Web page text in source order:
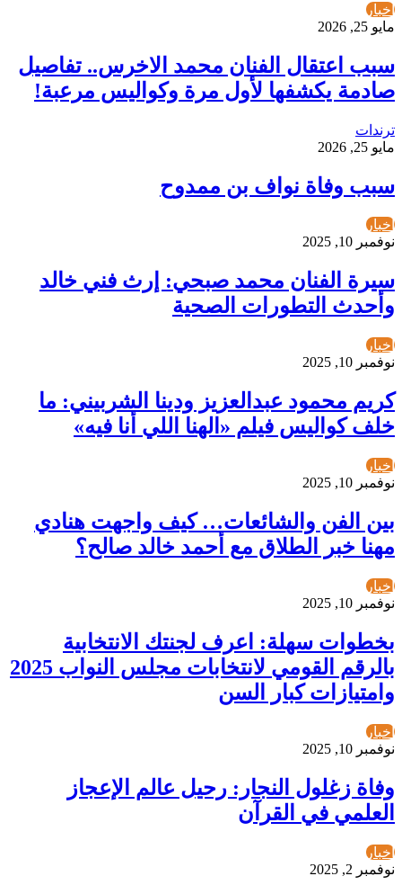
أخبار
مايو 25, 2026
سبب اعتقال الفنان محمد الاخرس.. تفاصيل
صادمة يكشفها لأول مرة وكواليس مرعبة!
ترندات
مايو 25, 2026
سبب وفاة نواف بن ممدوح
أخبار
نوفمبر 10, 2025
سيرة الفنان محمد صبحي: إرث فني خالد
وأحدث التطورات الصحية
أخبار
نوفمبر 10, 2025
كريم محمود عبدالعزيز ودينا الشربيني: ما
خلف كواليس فيلم «الهنا اللي أنا فيه»
أخبار
نوفمبر 10, 2025
بين الفن والشائعات… كيف واجهت هنادي
مهنا خبر الطلاق مع أحمد خالد صالح؟
أخبار
نوفمبر 10, 2025
بخطوات سهلة: اعرف لجنتك الانتخابية
بالرقم القومي لانتخابات مجلس النواب 2025
وامتيازات كبار السن
أخبار
نوفمبر 10, 2025
وفاة زغلول النجار: رحيل عالم الإعجاز
العلمي في القرآن
أخبار
نوفمبر 2, 2025